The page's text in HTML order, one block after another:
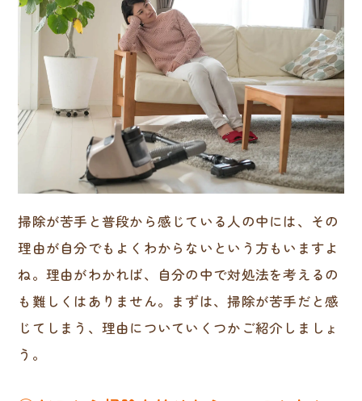
掃除が苦手と普段から感じている人の中には、その
理由が自分でもよくわからないという方もいますよ
ね。理由がわかれば、自分の中で対処法を考えるの
も難しくはありません。まずは、掃除が苦手だと感
じてしまう、理由についていくつかご紹介しましょ
う。